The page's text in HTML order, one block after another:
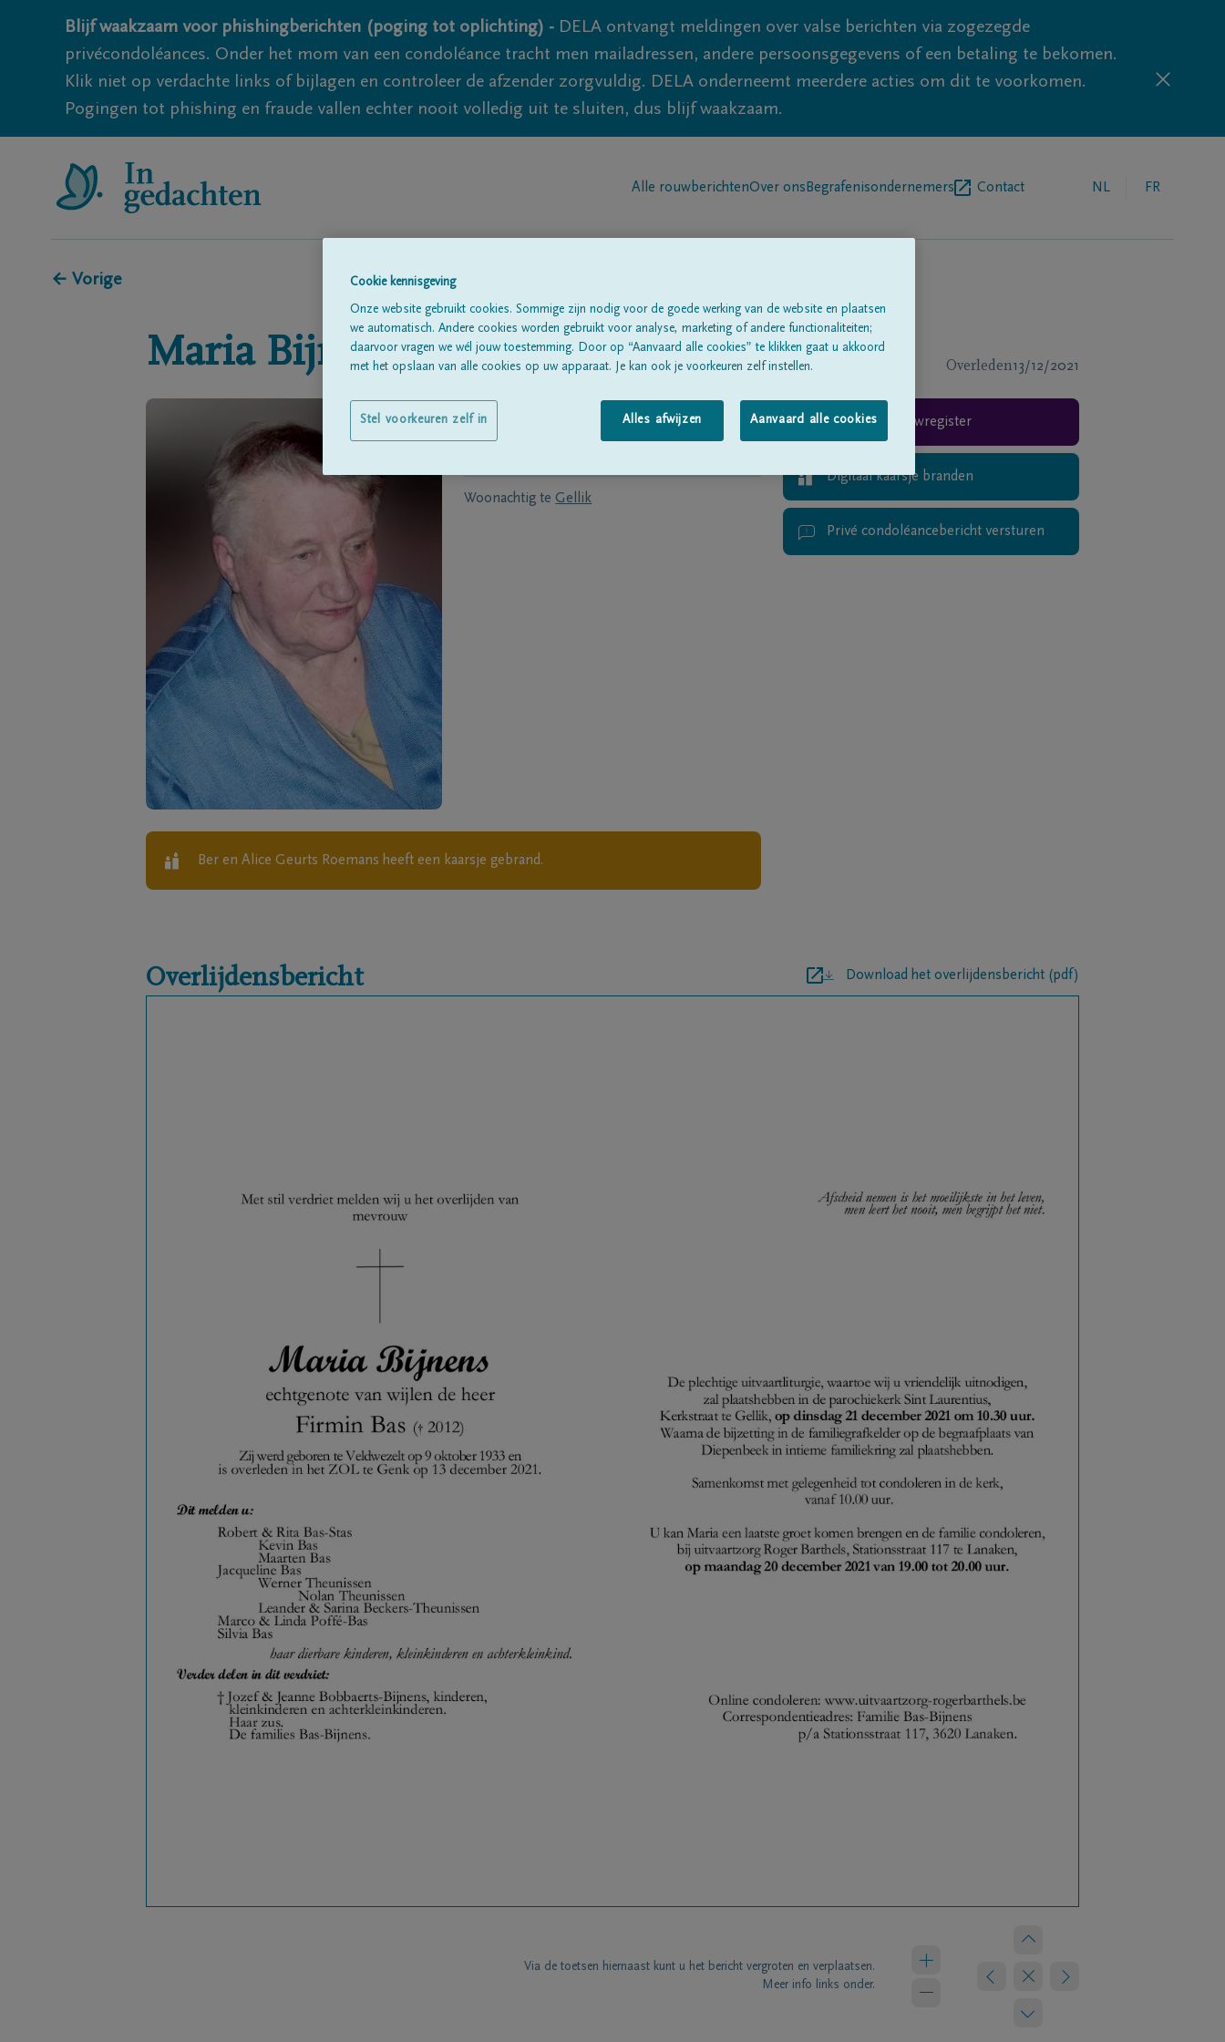
Blijf waakzaam voor phishingberichten (poging tot oplichting) - DELA ontvangt meldingen over valse berichten via zogezegde
privécondoléances. Onder het mom van een condoléance tracht men mailadressen, andere persoonsgegevens of een betaling te bekomen.
Klik niet op verdachte links of bijlagen en controleer de afzender zorgvuldig. DELA onderneemt meerdere acties om dit te voorkomen.
Pogingen tot phishing en fraude vallen echter nooit volledig uit te sluiten, dus blijf waakzaam.
Alle rouwberichtenOver ons Begrafenisondernemers Contact NL FR
← Vorige
Maria Bijnens Overleden13/12/2021
Geboren te 09/10/1933
Woonachtig te Gellik
Ber en Alice Geurts Roemans heeft een kaarsje gebrand.
Rouwregister
Digitaal kaarsje branden
Privé condoléancebericht versturen
Overlijdensbericht Download het overlijdensbericht (pdf)
Via de toetsen hiernaast kunt u het bericht vergroten en verplaatsen.
Meer info links onder.
Cookie kennisgeving
Onze website gebruikt cookies. Sommige zijn nodig voor de goede werking van de website en plaatsen
we automatisch. Andere cookies worden gebruikt voor analyse, marketing of andere functionaliteiten;
daarvoor vragen we wél jouw toestemming. Door op “Aanvaard alle cookies” te klikken gaat u akkoord
met het opslaan van alle cookies op uw apparaat. Je kan ook je voorkeuren zelf instellen.
Alles afwijzen Aanvaard alle cookies
Stel voorkeuren zelf in